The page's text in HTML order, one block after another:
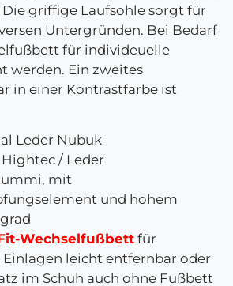
griffige Laufsohle sorgt für
Untergründen. Bei Bedarf
für individeuelle
werden. Ein zweites
in einer Kontrastfarbe ist
Leder Nubuk
/ Leder
mit
und hohem
Wechselfußbett für
leicht entfernbar oder
im Schuh auch ohne Fußbett